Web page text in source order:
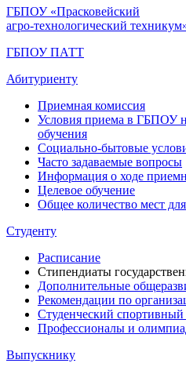
ГБПОУ «Прасковейский
агро-технологический
ГБПОУ ПАТТ
Абитуриенту
Приемная комиссия
Условия приема в ГБПОУ
обучения
Социально-бытовые
Часто задаваемые вопросы
Информация о ходе
Целевое обучение
Общее количество мест
Студенту
Расписание
Стипендиаты
Дополнительные
Рекомендации по
Студенческий спортивный
Профессионалы и
Выпускнику